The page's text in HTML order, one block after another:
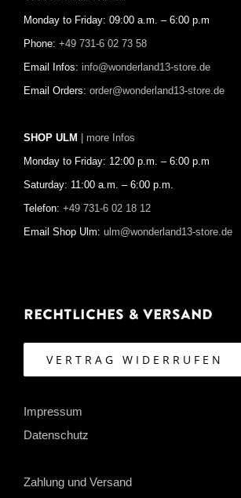
Monday to Friday: 09:00 a.m. – 6:00 p.m
Phone: +49 731-6 02 73 58
Email Infos: info@wonderland13-store.de
Email Orders: order@wonderland13-store.de
SHOP ULM | more Infos
Monday to Friday: 12:00 p.m. – 6:00 p.m
Saturday: 11:00 a.m. – 6:00 p.m.
Telefon: +49 731-6 02 18 12
Email Shop Ulm: ulm@wonderland13-store.de
Rechtliches & Versand
VERTRAG WIDERRUFEN
Impressum
Datenschutz
Zahlung und Versand